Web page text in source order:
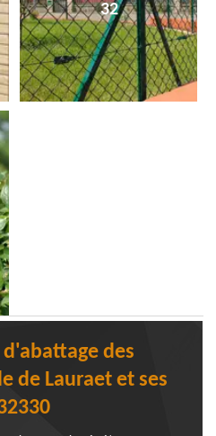
32
des
de Lauraet et ses